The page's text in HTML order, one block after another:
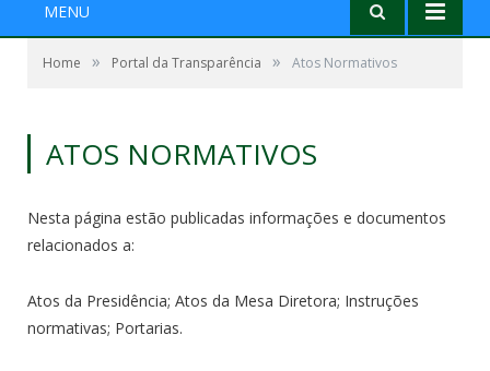
MENU
Home » Portal da Transparência » Atos Normativos
ATOS NORMATIVOS
Nesta página estão publicadas informações e documentos
relacionados a:
Atos da Presidência; Atos da Mesa Diretora; Instruções
normativas; Portarias.